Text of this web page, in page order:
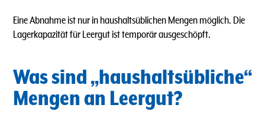
Eine Abnahme ist nur in haushaltsüblichen Mengen möglich. Die
Lagerkapazität für Leergut ist temporär ausgeschöpft.
Was sind „haushaltsübliche“
Mengen an Leergut?